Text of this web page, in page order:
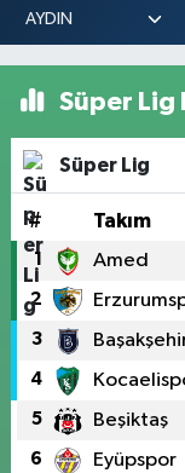
Süper Lig
Süper Lig
# Takım
1 Amed
2
3
4
5 Beşiktaş
6 Eyüpspor